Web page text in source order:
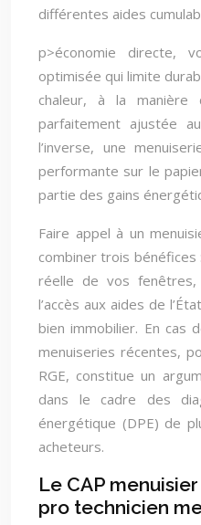
différentes aides
p>économie directe,
optimisée qui limite
chaleur, à la manière
parfaitement ajustée
l’inverse, une
performante sur le
partie des gains
Faire appel à un
combiner trois
réelle de vos
l’accès aux aides de
bien immobilier. En cas
menuiseries récentes,
RGE, constitue un
dans le cadre des
énergétique (DPE) de
acheteurs.
Le CAP
pro technicien